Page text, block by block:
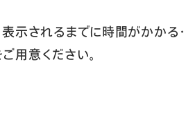
示されるまでに時間がかかる・
用意ください。